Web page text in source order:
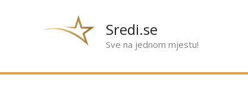
Sredi.se
Sve na jednom mjestu!